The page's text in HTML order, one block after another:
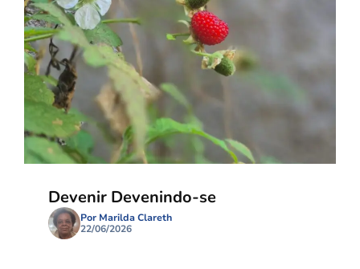
Devenir Devenindo-se
Por Marilda Clareth
22/06/2026